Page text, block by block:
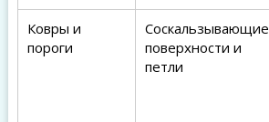
Ковры и
пороги
Соскальзывающие
поверхности и
петли